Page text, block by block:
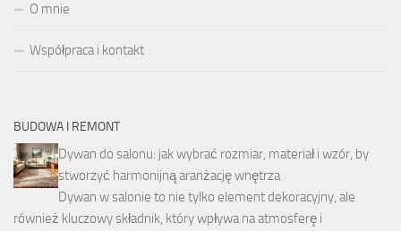
O mnie
Współpraca i kontakt
BUDOWA I REMONT
Dywan do salonu: jak wybrać rozmiar, materiał i wzór, by
stworzyć harmonijną aranżację wnętrza
Dywan w salonie to nie tylko element dekoracyjny, ale
również kluczowy składnik, który wpływa na atmosferę i